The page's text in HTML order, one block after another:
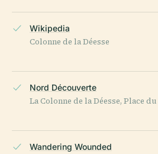
Wikipedia
Colonne de la Déesse
Nord Découverte
La Colonne de la Déesse, Place
Wandering Wounded